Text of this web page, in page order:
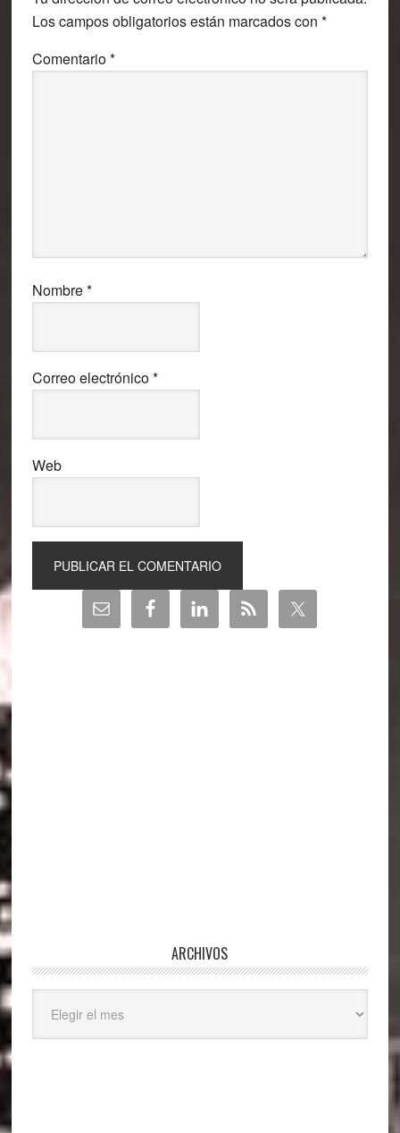
lectores
Los campos obligatorios están marcados con *
Comentario*
Nombre*
Correo electrónico*
Web
Barra
lateral
ARCHIVOS